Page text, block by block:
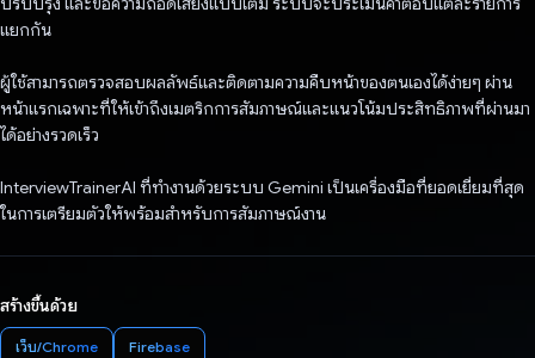
แยกกัน
ผู้ใช้สามารถตรวจสอบผลลัพธ์และติดตามความคืบหน้าของตนเองได้ง่ายๆ ผ่าน
หน้าแรกเฉพาะที่ให้เข้าถึงเมตริกการสัมภาษณ์และแนวโน้มประสิทธิภาพที่ผ่านมา
ได้อย่างรวดเร็ว
InterviewTrainerAI ที่ทำงานด้วยระบบ Gemini เป็นเครื่องมือที่ยอดเยี่ยมที่สุด
ในการเตรียมตัวให้พร้อมสำหรับการสัมภาษณ์งาน
สร้างขึ้นด้วย
เว็บ/Chrome Firebase